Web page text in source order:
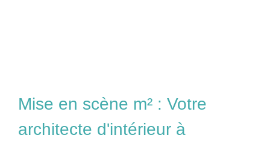
Mise en scène m² : Votre
architecte d'intérieur à